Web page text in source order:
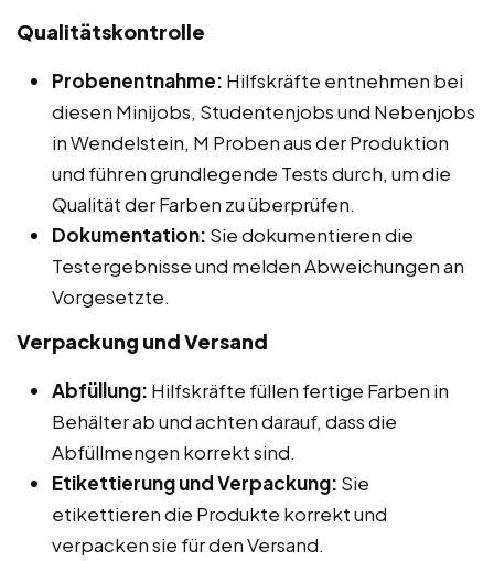
Qualitätskontrolle
Probenentnahme: Hilfskräfte entnehmen bei
diesen Minijobs, Studentenjobs und Nebenjobs
in Wendelstein, M Proben aus der Produktion
und führen grundlegende Tests durch, um die
Qualität der Farben zu überprüfen.
Dokumentation: Sie dokumentieren die
Testergebnisse und melden Abweichungen an
Vorgesetzte.
Verpackung und Versand
Abfüllung: Hilfskräfte füllen fertige Farben in
Behälter ab und achten darauf, dass die
Abfüllmengen korrekt sind.
Etikettierung und Verpackung: Sie
etikettieren die Produkte korrekt und
verpacken sie für den Versand.